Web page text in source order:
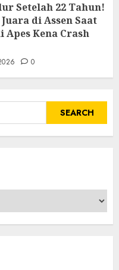
Setelah 22 Tahun!
di Assen Saat
Apes Kena Crash
0